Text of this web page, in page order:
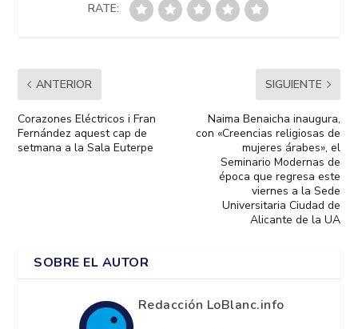
RATE:
ANTERIOR
Corazones Eléctricos i Fran
Fernández aquest cap de
setmana a la Sala Euterpe
SIGUIENTE
Naima Benaicha inaugura,
con «Creencias religiosas de
mujeres árabes», el
Seminario Modernas de
época que regresa este
viernes a la Sede
Universitaria Ciudad de
Alicante de la UA
SOBRE EL AUTOR
Redacción LoBlanc.info